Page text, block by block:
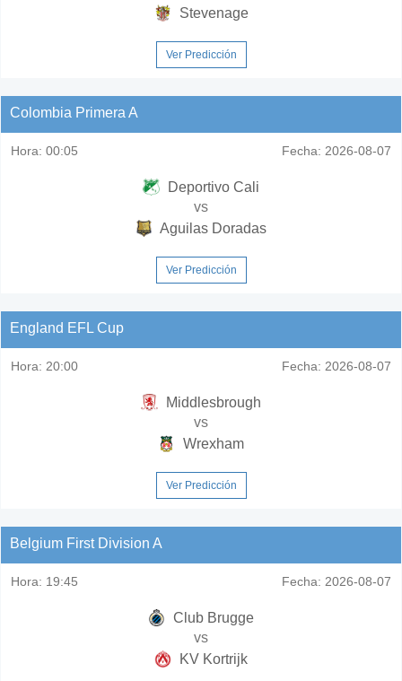
Stevenage
Ver Predicción
Colombia Primera A
Hora: 00:05 Fecha: 2026-08-07
Deportivo Cali
vs
Aguilas Doradas
Ver Predicción
England EFL Cup
Hora: 20:00 Fecha: 2026-08-07
Middlesbrough
vs
Wrexham
Ver Predicción
Belgium First Division A
Hora: 19:45 Fecha: 2026-08-07
Club Brugge
vs
KV Kortrijk